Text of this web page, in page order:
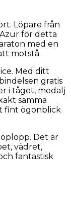
Löpare från
för detta
med en
motstå.
Med ditt
gratis
i tåget, medalj
samma
fint ögonblick
Det är
vädret,
fantastisk